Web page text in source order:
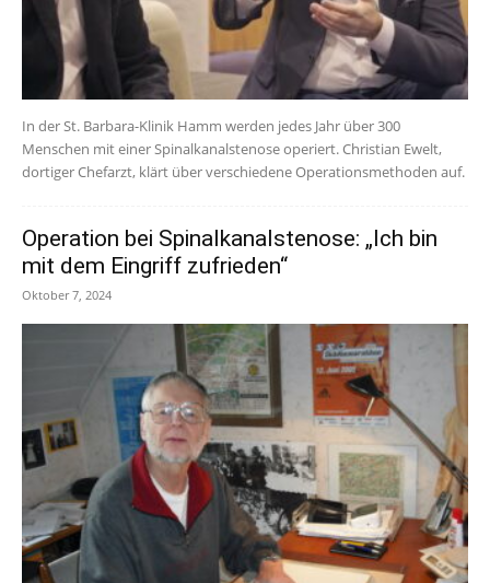
In der St. Barbara-Klinik Hamm werden jedes Jahr über 300
Menschen mit einer Spinalkanalstenose operiert. Christian Ewelt,
dortiger Chefarzt, klärt über verschiedene Operationsmethoden auf.
Operation bei Spinalkanalstenose: „Ich bin
mit dem Eingriff zufrieden“
Oktober 7, 2024